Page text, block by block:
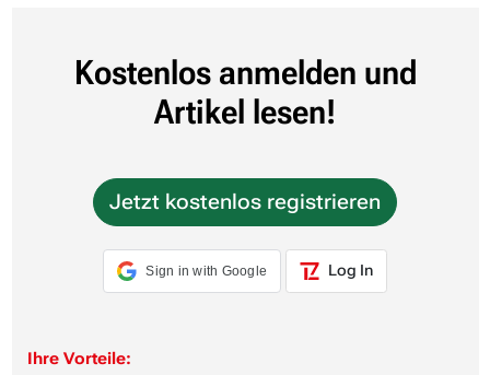
Kostenlos anmelden und
Artikel lesen!
Jetzt kostenlos registrieren
Sign in with Google Log In
Ihre Vorteile: